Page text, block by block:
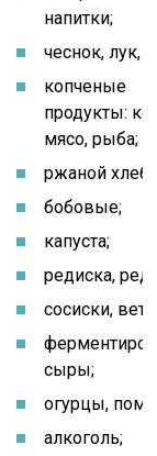
напитки;
чеснок, лук,
копченые
продукты:
мясо, рыба;
ржаной хлеб;
бобовые;
капуста;
редиска,
сосиски,
сыры;
огурцы,
алкоголь;